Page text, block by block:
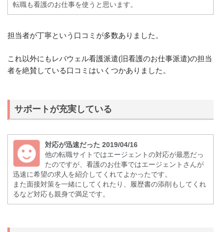
転職も看護のお仕事を使うと思います。
担当者が丁寧という口コミが多数ありました。
これ以外にもレバウェル看護派遣(旧看護のお仕事派遣)の担当
者を絶賛している口コミはいくつかありました。
サポートが充実している
対応が迅速だった 2019/04/16
他の転職サイトではエージェントの対応が最悪だっ
たのですが、看護のお仕事ではエージェントさんが
迅速に希望の求人を紹介してくれてよかったです。
また面接対策を一緒にしてくれたり、履歴書の添削もしてくれ
るなど対応も親身で満足です。